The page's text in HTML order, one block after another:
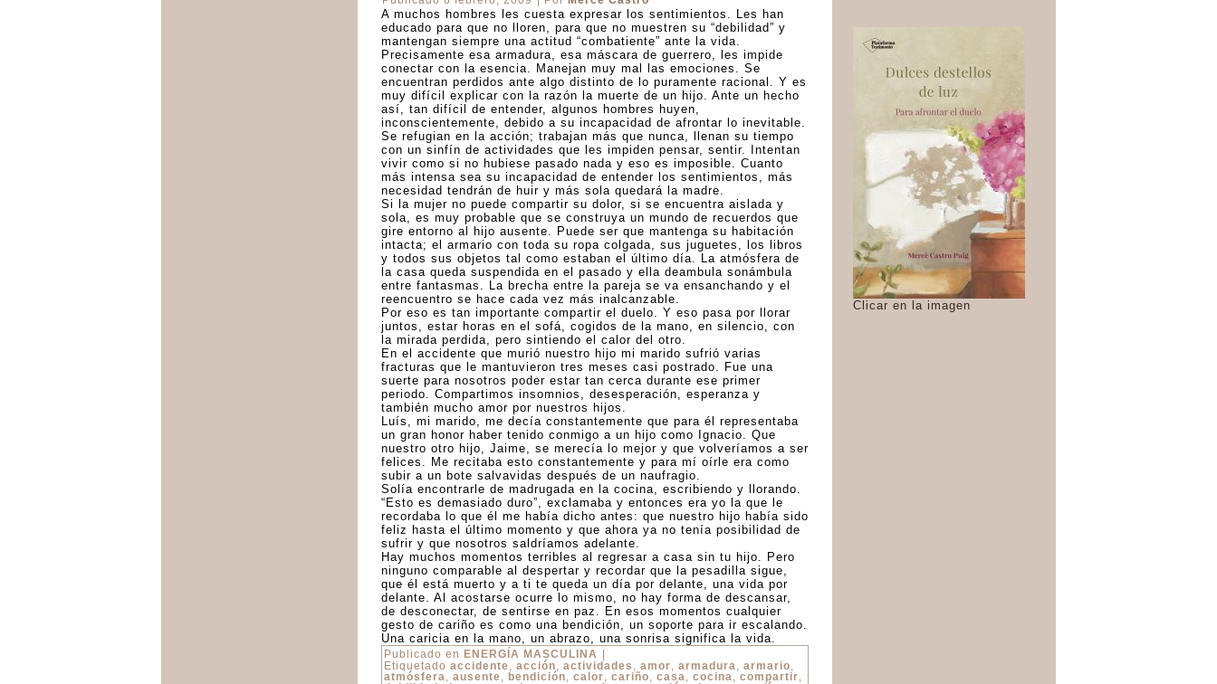
A muchos hombres les cuesta expresar los sentimientos. Les han
educado para que no lloren, para que no muestren su “debilidad” y
mantengan siempre una actitud “combatiente” ante la vida.
Precisamente esa armadura, esa máscara de guerrero, les impide
conectar con la esencia. Manejan muy mal las emociones. Se
encuentran perdidos ante algo distinto de lo puramente racional. Y es
muy difícil explicar con la razón la muerte de un hijo. Ante un hecho
así, tan difícil de entender, algunos hombres huyen,
inconscientemente, debido a su incapacidad de afrontar lo inevitable.
Se refugian en la acción; trabajan más que nunca, llenan su tiempo
con un sinfín de actividades que les impiden pensar, sentir. Intentan
vivir como si no hubiese pasado nada y eso es imposible. Cuanto
más intensa sea su incapacidad de entender los sentimientos, más
necesidad tendrán de huir y más sola quedará la madre.
Si la mujer no puede compartir su dolor, si se encuentra aislada y
sola, es muy probable que se construya un mundo de recuerdos que
gire entorno al hijo ausente. Puede ser que mantenga su habitación
intacta; el armario con toda su ropa colgada, sus juguetes, los libros
y todos sus objetos tal como estaban el último día. La atmósfera de
la casa queda suspendida en el pasado y ella deambula sonámbula
entre fantasmas. La brecha entre la pareja se va ensanchando y el
reencuentro se hace cada vez más inalcanzable.
Por eso es tan importante compartir el duelo. Y eso pasa por llorar
juntos, estar horas en el sofá, cogidos de la mano, en silencio, con
la mirada perdida, pero sintiendo el calor del otro.
En el accidente que murió nuestro hijo mi marido sufrió varias
fracturas que le mantuvieron tres meses casi postrado. Fue una
suerte para nosotros poder estar tan cerca durante ese primer
periodo. Compartimos insomnios, desesperación, esperanza y
también mucho amor por nuestros hijos.
Luís, mi marido, me decía constantemente que para él representaba
un gran honor haber tenido conmigo a un hijo como Ignacio. Que
nuestro otro hijo, Jaime, se merecía lo mejor y que volveríamos a ser
felices. Me recitaba esto constantemente y para mí oírle era como
subir a un bote salvavidas después de un naufragio.
Solía encontrarle de madrugada en la cocina, escribiendo y llorando.
“Esto es demasiado duro”, exclamaba y entonces era yo la que le
recordaba lo que él me había dicho antes: que nuestro hijo había sido
feliz hasta el último momento y que ahora ya no tenía posibilidad de
sufrir y que nosotros saldríamos adelante.
Hay muchos momentos terribles al regresar a casa sin tu hijo. Pero
ninguno comparable al despertar y recordar que la pesadilla sigue,
que él está muerto y a ti te queda un día por delante, una vida por
delante. Al acostarse ocurre lo mismo, no hay forma de descansar,
de desconectar, de sentirse en paz. En esos momentos cualquier
gesto de cariño es como una bendición, un soporte para ir escalando.
Una caricia en la mano, un abrazo, una sonrisa significa la vida.
Publicado en ENERGÍA MASCULINA
Etiquetado accidente, acción, actividades , amor, armadura, armario,
atmósfera, ausente, bendición, calor, cariño, casa, cocina, compartir,
Clicar en la imagen